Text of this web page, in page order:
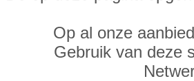
Op al onze
Gebruik van deze